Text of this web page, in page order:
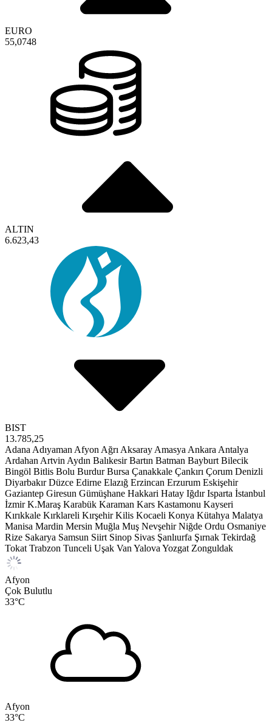
EURO
55,0748
ALTIN
6.623,43
BIST
13.785,25
Adana Adıyaman Afyon Ağrı Aksaray Amasya Ankara Antalya
Ardahan Artvin Aydın Balıkesir Bartın Batman Bayburt Bilecik
Bingöl Bitlis Bolu Burdur Bursa Çanakkale Çankırı Çorum Denizli
Diyarbakır Düzce Edirne Elazığ Erzincan Erzurum Eskişehir
Gaziantep Giresun Gümüşhane Hakkari Hatay Iğdır Isparta İstanbul
İzmir K.Maraş Karabük Karaman Kars Kastamonu Kayseri
Kırıkkale Kırklareli Kırşehir Kilis Kocaeli Konya Kütahya Malatya
Manisa Mardin Mersin Muğla Muş Nevşehir Niğde Ordu Osmaniye
Rize Sakarya Samsun Siirt Sinop Sivas Şanlıurfa Şırnak Tekirdağ
Tokat Trabzon Tunceli Uşak Van Yalova Yozgat Zonguldak
Afyon
Çok Bulutlu
33°C
Afyon
33°C